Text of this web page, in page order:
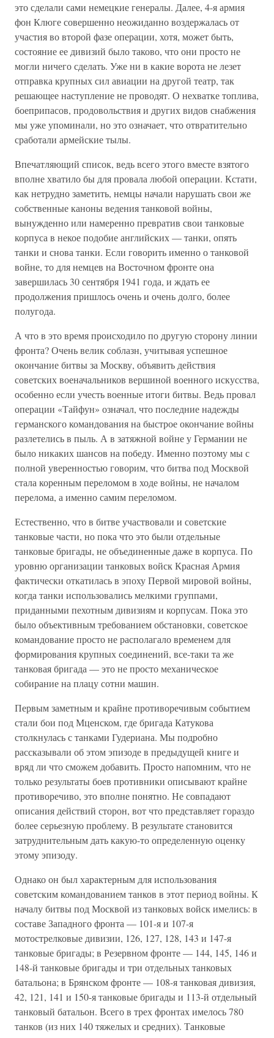
это сделали сами немецкие генералы. Далее, 4-я армия
фон Клюге совершенно неожиданно воздержалась от
участия во второй фазе операции, хотя, может быть,
состояние ее дивизий было таково, что они просто не
могли ничего сделать. Уже ни в какие ворота не лезет
отправка крупных сил авиации на другой театр, так
решающее наступление не проводят. О нехватке топлива,
боеприпасов, продовольствия и других видов снабжения
мы уже упоминали, но это означает, что отвратительно
сработали армейские тылы.
Впечатляющий список, ведь всего этого вместе взятого
вполне хватило бы для провала любой операции. Кстати,
как нетрудно заметить, немцы начали нарушать свои же
собственные каноны ведения танковой войны,
вынужденно или намеренно превратив свои танковые
корпуса в некое подобие английских — танки, опять
танки и снова танки. Если говорить именно о танковой
войне, то для немцев на Восточном фронте она
завершилась 30 сентября 1941 года, и ждать ее
продолжения пришлось очень и очень долго, более
полугода.
А что в это время происходило по другую сторону линии
фронта? Очень велик соблазн, учитывая успешное
окончание битвы за Москву, объявить действия
советских военачальников вершиной военного искусства,
особенно если учесть военные итоги битвы. Ведь провал
операции «Тайфун» означал, что последние надежды
германского командования на быстрое окончание войны
разлетелись в пыль. А в затяжной войне у Германии не
было никаких шансов на победу. Именно поэтому мы с
полной уверенностью говорим, что битва под Москвой
стала коренным переломом в ходе войны, не началом
перелома, а именно самим переломом.
Естественно, что в битве участвовали и советские
танковые части, но пока что это были отдельные
танковые бригады, не объединенные даже в корпуса. По
уровню организации танковых войск Красная Армия
фактически откатилась в эпоху Первой мировой войны,
когда танки использовались мелкими группами,
приданными пехотным дивизиям и корпусам. Пока это
было объективным требованием обстановки, советское
командование просто не располагало временем для
формирования крупных соединений, все-таки та же
танковая бригада — это не просто механическое
собирание на плацу сотни машин.
Первым заметным и крайне противоречивым событием
стали бои под Мценском, где бригада Катукова
столкнулась с танками Гудериана. Мы подробно
рассказывали об этом эпизоде в предыдущей книге и
вряд ли что сможем добавить. Просто напомним, что не
только результаты боев противники описывают крайне
противоречиво, это вполне понятно. Не совпадают
описания действий сторон, вот что представляет гораздо
более серьезную проблему. В результате становится
затруднительным дать какую-то определенную оценку
этому эпизоду.
Однако он был характерным для использования
советским командованием танков в этот период войны. К
началу битвы под Москвой из танковых войск имелись: в
составе Западного фронта — 101-я и 107-я
мотострелковые дивизии, 126, 127, 128, 143 и 147-я
танковые бригады; в Резервном фронте — 144, 145, 146 и
148-й танковые бригады и три отдельных танковых
батальона; в Брянском фронте — 108-я танковая дивизия,
42, 121, 141 и 150-я танковые бригады и 113-й отдельный
танковый батальон. Всего в трех фронтах имелось 780
танков (из них 140 тяжелых и средних). Танковые